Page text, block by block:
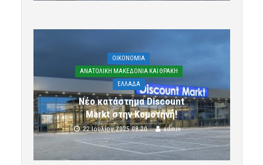
OIKONOMIA
ΑΝΑΤΟΛΙΚΗ ΜΑΚΕΔΟΝΙΑ ΚΑΙ ΘΡΑΚΗ
ΕΛΛΑΔΑ
Νέο κατάστημα Discount
Markt στην Κομοτηνή!
22 Ιουλίου 2025 08:20 admin